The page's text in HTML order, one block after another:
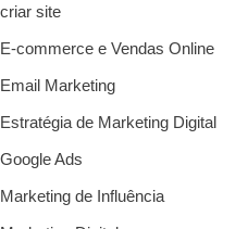
criar site
E-commerce e Vendas Online
Email Marketing
Estratégia de Marketing Digital
Google Ads
Marketing de Influência